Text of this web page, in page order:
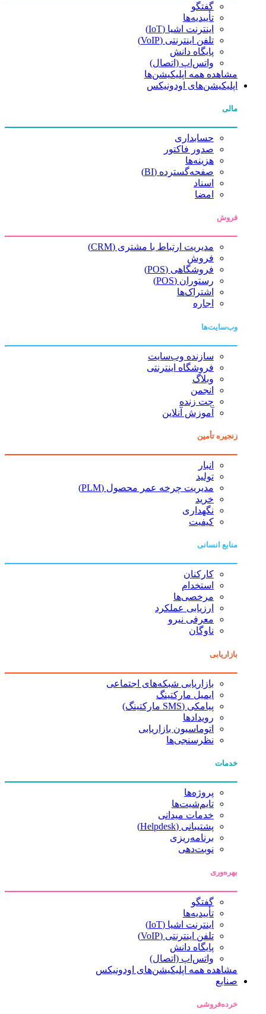
گفتگو
تأییدیه‌ها
اینترنت اشیا (IoT)
تلفن اینترنتی (VoIP)
پایگاه دانش
واتس‌اپ (اتصال)
مشاهده همه اپلیکیشن‌ها
اپلیکیشن‌های اودونیکس
مالی
حسابداری
صدور فاکتور
هزینه‌ها
صفحه‌گسترده (BI)
اسناد
امضا
فروش
مدیریت ارتباط با مشتری (CRM)
فروش
فروشگاهی (POS)
رستوران (POS)
اشتراک‌ها
اجاره
وب‌سایت‌ها
سازنده وب‌سایت
فروشگاه اینترنتی
وبلاگ
انجمن
چت زنده
آموزش آنلاین
زنجیره تأمین
انبار
تولید
مدیریت چرخه عمر محصول (PLM)
خرید
نگهداری
کیفیت
منابع انسانی
کارکنان
استخدام
مرخصی‌ها
ارزیابی عملکرد
معرفی نیرو
ناوگان
بازاریابی
بازاریابی شبکه‌های اجتماعی
ایمیل مارکتینگ
پیامکی (SMS مارکتینگ)
رویدادها
اتوماسیون بازاریابی
نظرسنجی‌ها
خدمات
پروژه‌ها
تایم‌شیت‌ها
خدمات میدانی
پشتیبانی (Helpdesk)
برنامه‌ریزی
نوبت‌دهی
بهره‌وری
گفتگو
تأییدیه‌ها
اینترنت اشیا (IoT)
تلفن اینترنتی (VoIP)
پایگاه دانش
واتس‌اپ (اتصال)
مشاهده همه اپلیکیشن‌های اودونیکس
صنایع
خرده‌فروشی